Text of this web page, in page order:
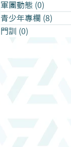
軍團動態 (0)
青少年專欄 (8)
門訓
(0)